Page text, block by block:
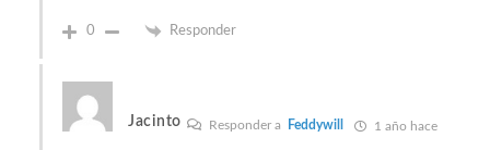
0 Responder
Jacinto Responder a Feddywill 1 año hace